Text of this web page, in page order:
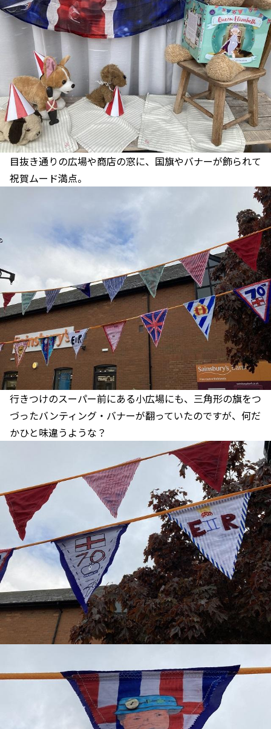
目抜き通りの広場や商店の窓に、国旗やバナーが飾られて
祝賀ムード満点。
行きつけのスーパー前にある小広場にも、三角形の旗をつ
づったバンティング・バナーが翻っていたのですが、何だ
かひと味違うような？